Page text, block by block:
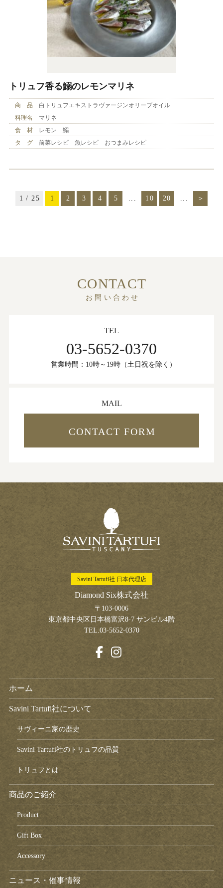
トリュフ香る鰯のレモンマリネ
商 品
白トリュフエキストラヴァージンオリーブオイル
料理名
マリネ
食 材
レモン 鰯
タ グ
前菜レシピ 魚レシピ おつまみレシピ
1 / 25 1 2 3 4 5 ... 10 20 ... ＞
CONTACT
お問い合わせ
TEL
03-5652-0370
営業時間：10時～19時（土日祝を除く）
MAIL
CONTACT FORM
Savini Tartufi社 日本代理店
Diamond Six株式会社
〒103-0006
東京都中央区日本橋富沢8-7 サンビル4階
TEL.03-5652-0370
ホーム
Savini Tartufi社について
サヴィーニ家の歴史
Savini Tartufi社のトリュフの品質
トリュフとは
商品のご紹介
Product
Gift Box
Accessory
ニュース・催事情報